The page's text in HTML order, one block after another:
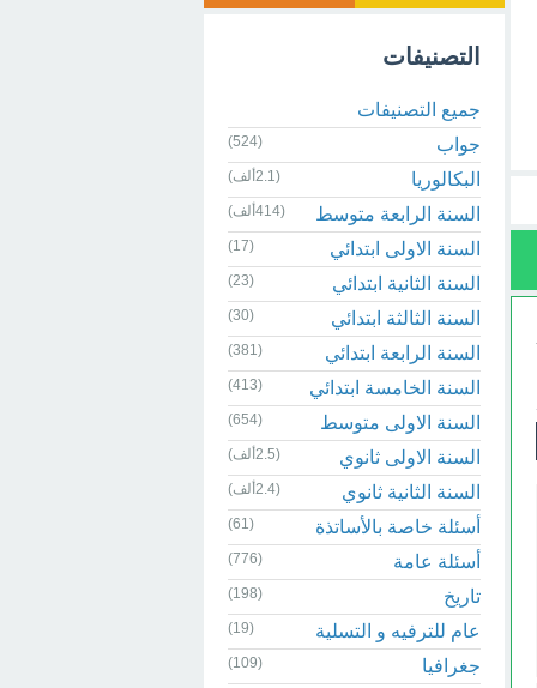
التصنيفات
جميع التصنيفات
جواب
(524)
البكالوريا (2.1ألف)
السنة الرابعة متوسط (414ألف)
السنة الاولى ابتدائي (17)
السنة الثانية ابتدائي (23)
السنة الثالثة ابتدائي (30)
السنة الرابعة ابتدائي (381)
السنة الخامسة ابتدائي (413)
السنة الاولى متوسط (654)
السنة الاولى ثانوي (2.5ألف)
السنة الثانية ثانوي (2.4ألف)
أسئلة خاصة بالأساتذة (61)
أسئلة عامة (776)
تاريخ (198)
عام للترفيه و التسلية (19)
جغرافيا (109)